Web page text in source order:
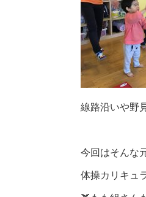
線路沿いや野
今回はそんな
体操カリキュ